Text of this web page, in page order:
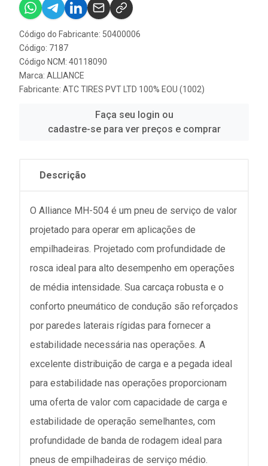
Código do Fabricante: 50400006
Código: 7187
Código NCM: 40118090
Marca: ALLIANCE
Fabricante: ATC TIRES PVT LTD 100% EOU (1002)
Faça seu login ou
cadastre-se para ver preços e comprar
Descrição
O Alliance MH-504 é um pneu de serviço de valor
projetado para operar em aplicações de
empilhadeiras. Projetado com profundidade de
rosca ideal para alto desempenho em operações
de média intensidade. Sua carcaça robusta e o
conforto pneumático de condução são reforçados
por paredes laterais rígidas para fornecer a
estabilidade necessária nas operações. A
excelente distribuição de carga e a pegada ideal
para estabilidade nas operações proporcionam
uma oferta de valor com capacidade de carga e
estabilidade de operação semelhantes, com
profundidade de banda de rodagem ideal para
pneus de empilhadeiras de serviço médio.